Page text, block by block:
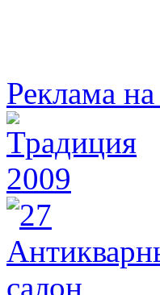
Реклама на